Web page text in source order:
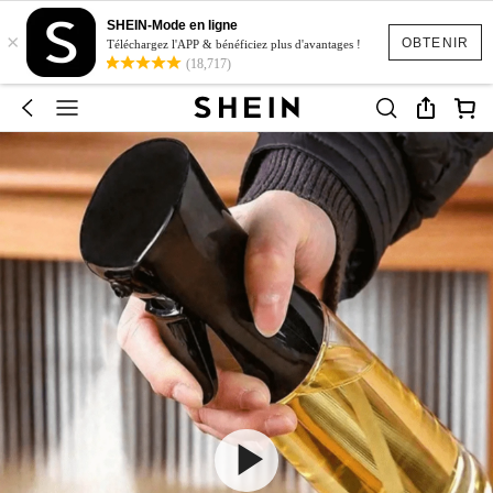
OBTENIR
×
SHEIN-Mode en ligne
Téléchargez l'APP & bénéficiez plus d'avantages !
(18,717)